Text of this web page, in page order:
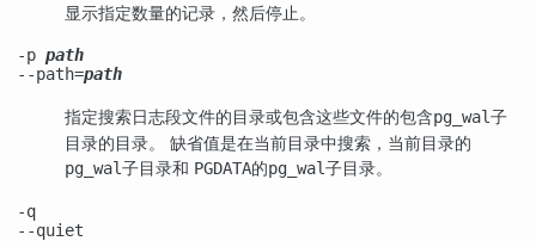
显示指定数量的记录，然后停止。
-p path
--path=path
指定搜索日志段文件的目录或包含这些文件的包含pg_wal子
目录的目录。 缺省值是在当前目录中搜索，当前目录的
pg_wal子目录和 PGDATA的pg_wal子目录。
-q
--quiet